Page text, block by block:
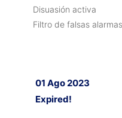
Disuasión activa
Filtro de falsas alarmas
01 Ago 2023
Expired!